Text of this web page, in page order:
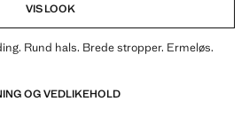
VIS LOOK
Rund hals. Brede stropper. Ermeløs.
OG VEDLIKEHOLD